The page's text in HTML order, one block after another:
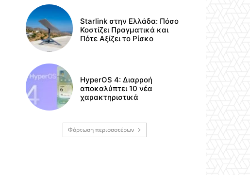
Starlink στην Ελλάδα: Πόσο
Κοστίζει Πραγματικά και
Πότε Αξίζει το Ρίσκο
HyperOS 4: Διαρροή
αποκαλύπτει 10 νέα
χαρακτηριστικά
Φόρτωση περισσοτέρων